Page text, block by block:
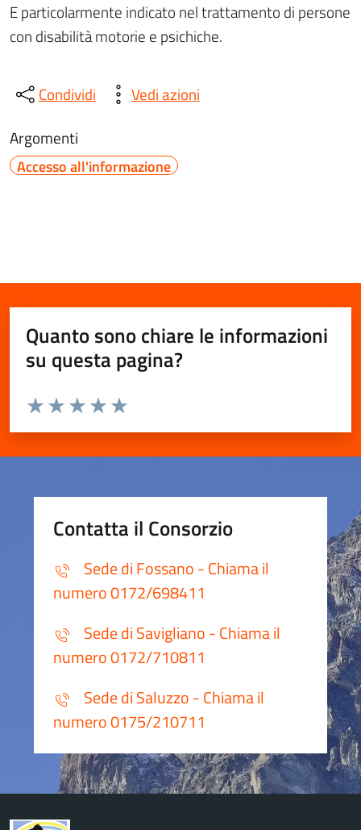
E particolarmente indicato nel trattamento di persone
con disabilità motorie e psichiche.
Condividi
Vedi azioni
Argomenti
Accesso all'informazione
Quanto sono chiare le informazioni
su questa pagina?
Valuta da 1 a 5 stelle la pagina
Valuta 5 stelle su 5
Valuta 4 stelle su 5
Valuta 3 stelle su 5
Valuta 2 stelle su 5
Valuta 1 stelle su 5
Contatta il Consorzio
Sede di Fossano - Chiama il
numero 0172/698411
Sede di Savigliano - Chiama il
numero 0172/710811
Sede di Saluzzo - Chiama il
numero 0175/210711